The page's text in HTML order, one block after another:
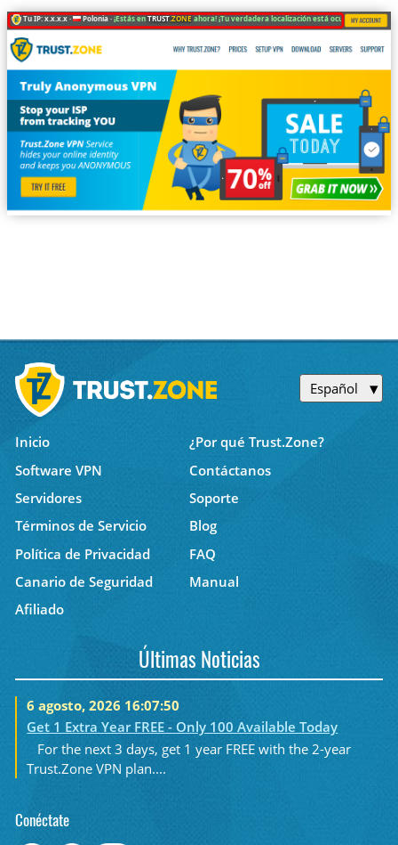
Tu IP: x.x.x.x · Polonia ·¡Estás enTRUST.ZONEahora! ¡Tu verdadera localización está oculta!
Español
Inicio
¿Por qué Trust.Zone?
Software VPN
Contáctanos
Servidores
Soporte
Términos de Servicio
Blog
Política de Privacidad
FAQ
Canario de Seguridad
Manual
Afiliado
Últimas Noticias
6 agosto, 2026 16:07:50
Get 1 Extra Year FREE - Only 100 Available Today
For the next 3 days, get 1 year FREE with the 2-year
Trust.Zone VPN plan....
Conéctate